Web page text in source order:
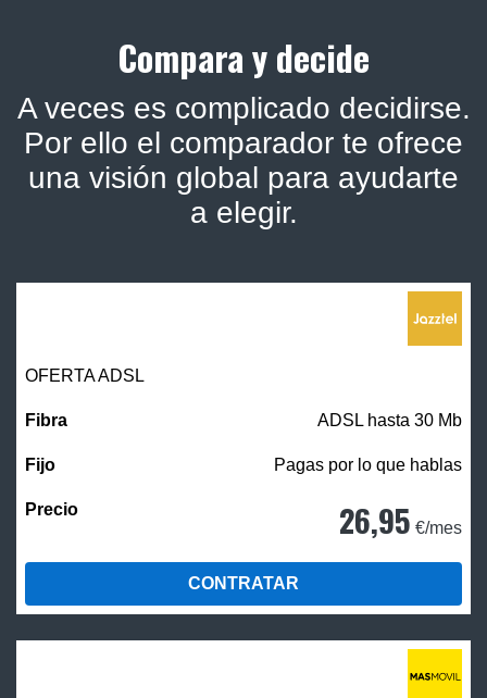
Compara y decide
A veces es complicado decidirse.
Por ello el comparador te ofrece
una visión global para ayudarte
a elegir.
OFERTA ADSL
ADSL hasta 30 Mb
Pagas por lo que hablas
26,95 €/mes
CONTRATAR